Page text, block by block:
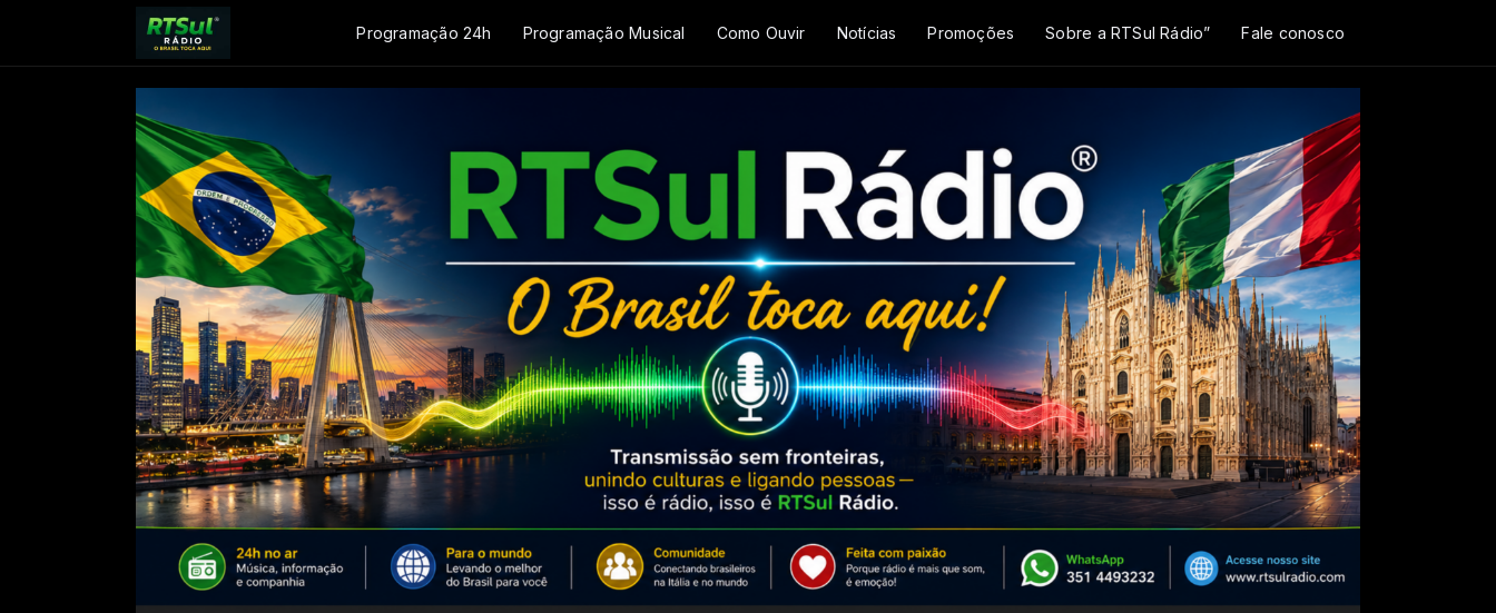
Programação 24h Programação Musical Como Ouvir Notícias Promoções Sobre a RTSul Rádio” Fale conosco